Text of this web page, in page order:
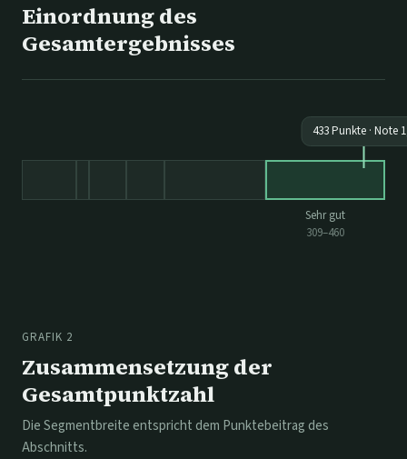
Einordnung des
Gesamtergebnisses
433Punkte · Note
Sehr gut
309–460
GRAFIK 2
Zusammensetzung der
Gesamtpunktzahl
Die Segmentbreite entspricht dem Punktebeitrag des
Abschnitts.